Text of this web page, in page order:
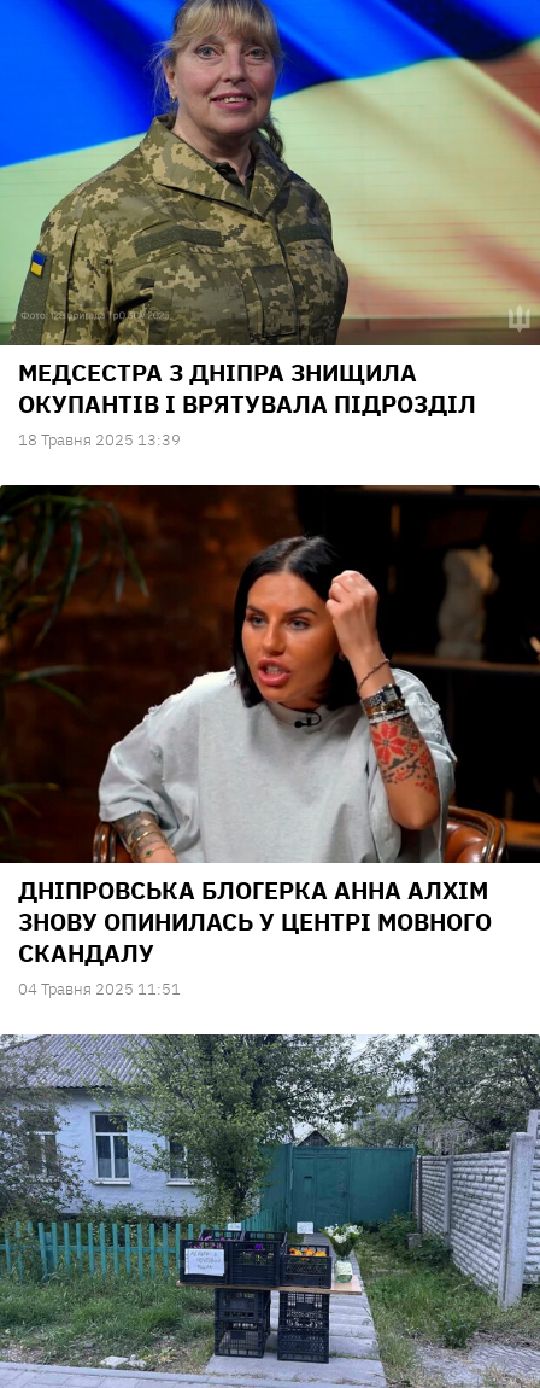
МЕДСЕСТРА З ДНІПРА ЗНИЩИЛА
ОКУПАНТІВ І ВРЯТУВАЛА ПІДРОЗДІЛ
18 Травня 2025 13:39
ДНІПРОВСЬКА БЛОГЕРКА АННА АЛХІМ
ЗНОВУ ОПИНИЛАСЬ У ЦЕНТРІ МОВНОГО
СКАНДАЛУ
04 Травня 2025 11:51